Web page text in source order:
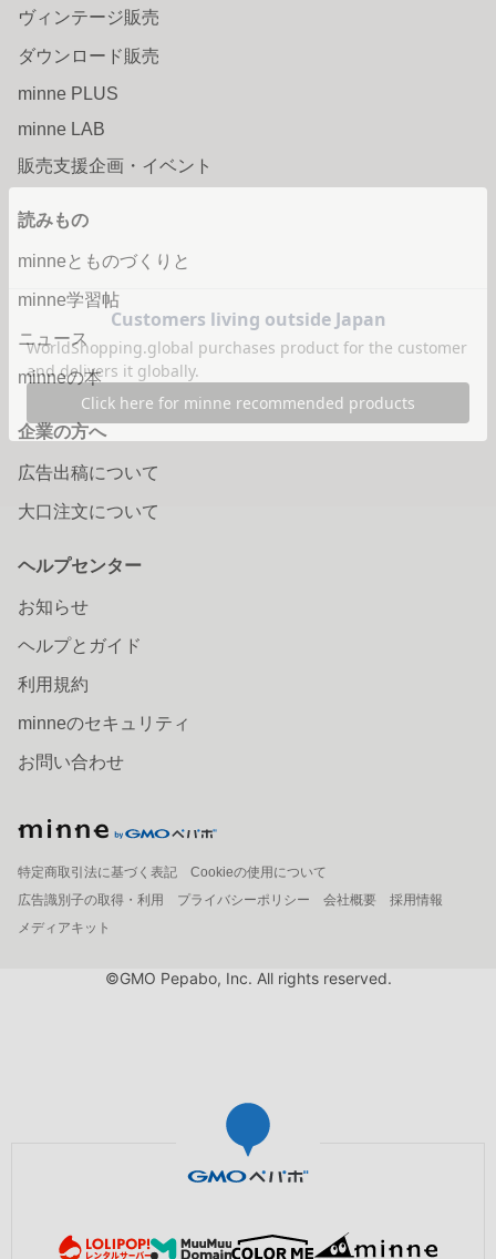
ヴィンテージ販売
ダウンロード販売
minne PLUS
minne LAB
販売支援企画・イベント
読みもの
minneとものづくりと
minne学習帖
ニュース
minneの本
企業の方へ
広告出稿について
大口注文について
ヘルプセンター
お知らせ
ヘルプとガイド
利用規約
minneのセキュリティ
お問い合わせ
特定商取引法に基づく表記
Cookieの使用について
広告識別子の取得・利用
プライバシーポリシー 会社概要
採用情報
メディアキット
©GMO Pepabo, Inc. All rights reserved.